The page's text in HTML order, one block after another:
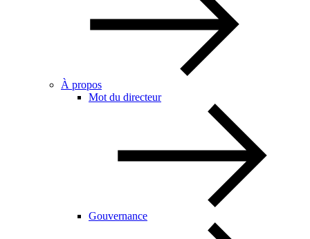
À propos
Mot du directeur
Gouvernance